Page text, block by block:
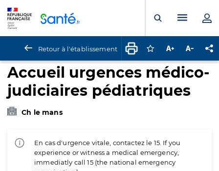
Ouvrir laMenu
Retour à l'établissement Connectez-vous
Augmenter la
Accueil urgences médico-
judiciaires pédiatriques
Ch le mans
En cas d'urgence vitale, contactez le 15. If you
experience or witness a medical emergency,
immediatly call 15 (the national emergency